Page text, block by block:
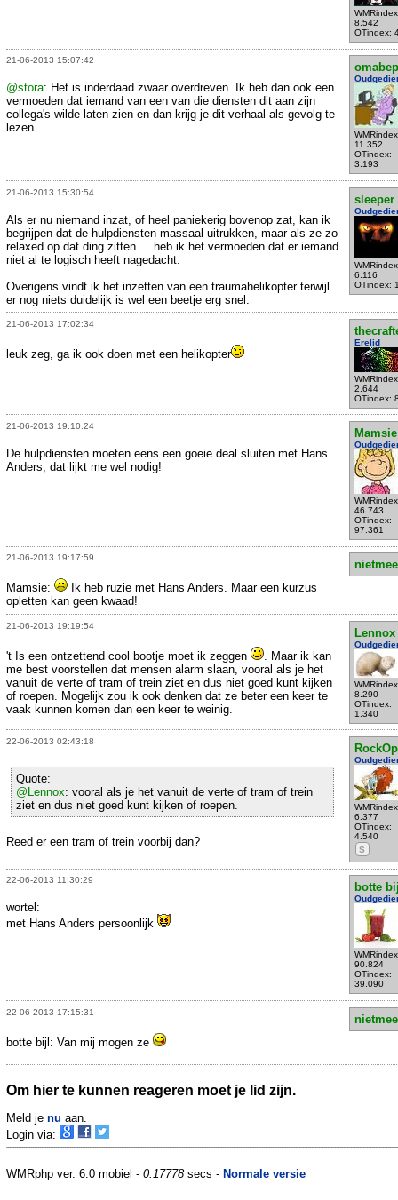
8.542
OTindex:
21-06-2013 15:07:42
omabep
11.352
OTindex:
3.193
@stora: Het is inderdaad zwaar overdreven. Ik heb dan ook een
vermoeden dat iemand van een van die diensten dit aan zijn
collega's wilde laten zien en dan krijg je dit verhaal als gevolg te
lezen.
21-06-2013 15:30:54
sleeper
6.116
OTindex:
Als er nu niemand inzat, of heel paniekerig bovenop zat, kan ik
begrijpen dat de hulpdiensten massaal uitrukken, maar als ze zo
relaxed op dat ding zitten.... heb ik het vermoeden dat er iemand
niet al te logisch heeft nagedacht.
Overigens vindt ik het inzetten van een traumahelikopter terwijl
er nog niets duidelijk is wel een beetje erg snel.
21-06-2013 17:02:34
Erelid
2.644
OTindex:
leuk zeg, ga ik ook doen met een helikopter
21-06-2013 19:10:24
Mamsie
46.743
OTindex:
97.361
De hulpdiensten moeten eens een goeie deal sluiten met Hans
Anders, dat lijkt me wel nodig!
21-06-2013 19:17:59
Mamsie:
Ik heb ruzie met Hans Anders. Maar een kurzus
opletten kan geen kwaad!
21-06-2013 19:19:54
Lennox
8.290
OTindex:
1.340
't Is een ontzettend cool bootje moet ik zeggen
. Maar ik kan
me best voorstellen dat mensen alarm slaan, vooral als je het
vanuit de verte of tram of trein ziet en dus niet goed kunt kijken
of roepen. Mogelijk zou ik ook denken dat ze beter een keer te
vaak kunnen komen dan een keer te weinig.
22-06-2013 02:43:18
6.377
OTindex:
4.540
S
Quote:
@Lennox: vooral als je het vanuit de verte of tram of trein
ziet en dus niet goed kunt kijken of roepen.
Reed er een tram of trein voorbij dan?
22-06-2013 11:30:29
botte
90.824
OTindex:
39.090
wortel:
met Hans Anders persoonlijk
22-06-2013 17:15:31
botte bijl: Van mij mogen ze
Om hier te kunnen reageren moet je lid zijn.
Meld je nu aan.
Login via:
WMRphp ver. 6.0 mobiel - 0.17778secs - Normale versie